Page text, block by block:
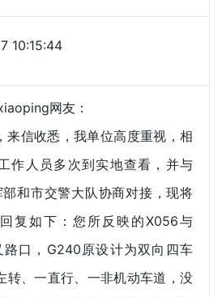
10:15:44
网友：
来信收悉，我单位高度重视，相
作人员多次到实地查看，并与
和市交警大队协商对接，现将
复如下：您所反映的X056与
路口，G240原设计为双向四车
转、一直行、一非机动车道，没